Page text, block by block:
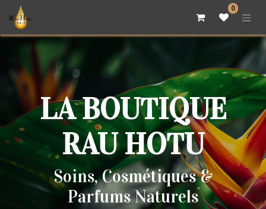
0
LA BOUTIQUE
RAU HOTU
Soins, Cosmétiques &
Parfums Naturels